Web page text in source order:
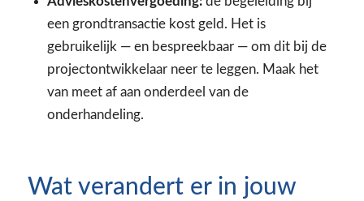
een grondtransactie kost geld. Het is
gebruikelijk — en bespreekbaar — om dit bij de
projectontwikkelaar neer te leggen. Maak het
van meet af aan onderdeel van de
onderhandeling.
Wat verandert er in jouw